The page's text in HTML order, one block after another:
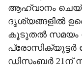
ആഹ്വാനം
ദൃശ്യങ്ങളില്‍
കൂടുതല്‍ സമയം
ഡിസംബര്‍ 21ന്